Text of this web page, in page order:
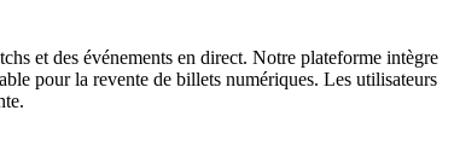
et des événements en direct. Notre plateforme intègre
pour la revente de billets numériques. Les utilisateurs